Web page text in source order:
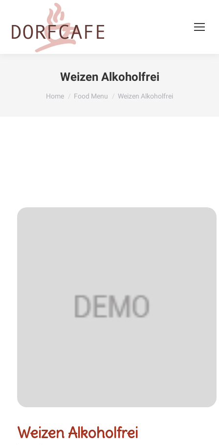
Weizen Alkoholfrei
You are here:
Home Food Menu Weizen Alkoholfrei
Weizen Alkoholfrei